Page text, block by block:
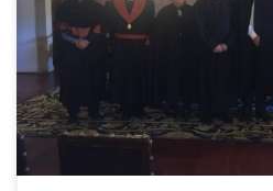
Provas decorreram nos dias 6 e 7 de junho no
Decorreram a 6 e 7 de junho, no salão nobre da
Braga, as provas de agregação requeridas pelo
Associado do sub-grupo de […]